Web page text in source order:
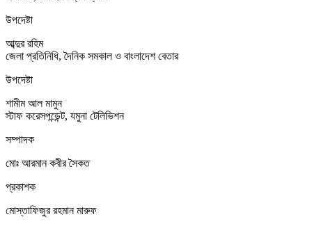
উপদেষ্টা
আব্দুর রহিম
জেলা প্রতিনিধি, দৈনিক সমকাল ও বাংলাদেশ বেতার
উপদেষ্টা
শামীম আল মামুন
স্টাফ করেসপন্ডেন্ট, যমুনা টেলিভিশন
সম্পাদক
মোঃ আরমান কবীর সৈকত
প্রকাশক
মোস্তাফিজুর রহমান মারুফ